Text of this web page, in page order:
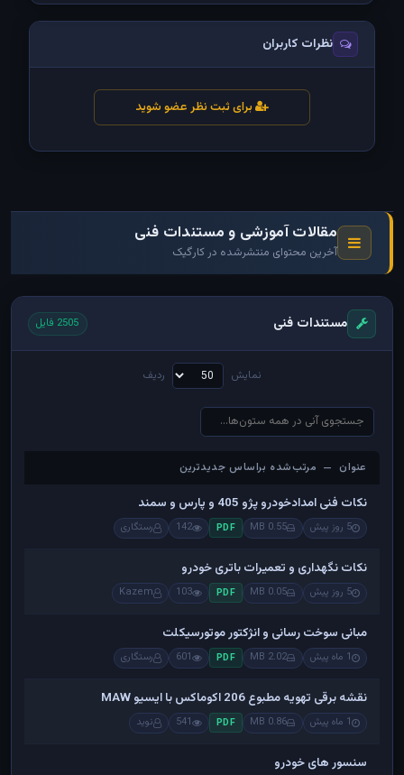
نظرات کاربران
برای ثبت نظر عضو شوید
مقالات آموزشی و مستندات فنی
آخرین محتوای منتشرشده در کارگیک
مستندات فنی 2505 فایل
نمایش ردیف
عنوان — مرتب‌شده براساس جدیدترین
عنوان — مرتب‌شده براساس جدیدترین
نکات فنی امدادخودرو پژو 405 و پارس و سمند
5 روز پیش 0.55 MB
PDF
142 رستگاری
نکات نگهداری و تعمیرات باتری خودرو
5 روز پیش 0.05 MB
PDF
103
Kazem
مبانی سوخت رسانی و انژکتور موتورسیکلت
1 ماه پیش 2.02 MB
PDF
601 رستگاری
نقشه برقی تهویه مطبوع 206 اکوماکس با ایسیو MAW
1 ماه پیش 0.86 MB
PDF
541 نوید
سنسور های خودرو